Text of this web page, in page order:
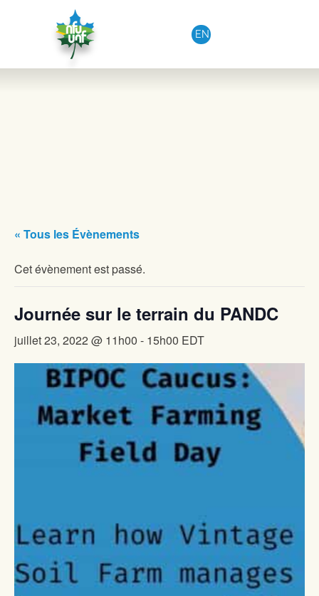
Aller au contenu
EN
« Tous les Évènements
Cet évènement est passé.
Journée sur le terrain du PANDC
juillet 23, 2022 @ 11h00 - 15h00 EDT